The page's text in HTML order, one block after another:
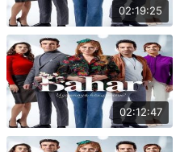
02:19:25
02:12:47